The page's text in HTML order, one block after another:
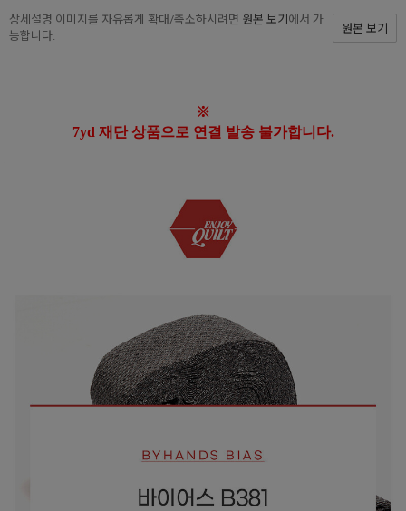
상세설명 이미지를 자유롭게 확대/축소하시려면 원본 보기 에서 가
능합니다.
원본 보기
※
7yd 재단 상품으로 연결 발송 불가합니다.